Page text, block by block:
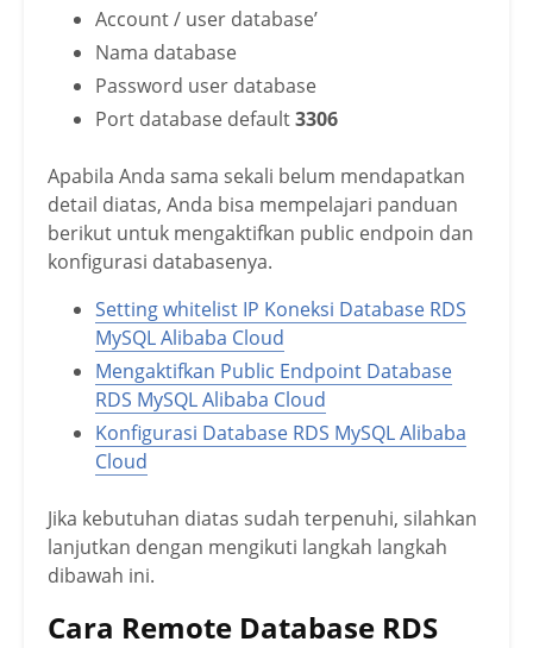
Account / user database’
Nama database
Password user database
Port database default3306
Apabila Anda sama sekali belum mendapatkan
detail diatas, Anda bisa mempelajari panduan
berikut untuk mengaktifkan public endpoin dan
konfigurasi databasenya.
Setting whitelist IP Koneksi Database RDS
MySQL Alibaba Cloud
Mengaktifkan Public Endpoint Database
RDS MySQL Alibaba Cloud
Konfigurasi Database RDS MySQL Alibaba
Cloud
Jika kebutuhan diatas sudah terpenuhi, silahkan
lanjutkan dengan mengikuti langkah langkah
dibawah ini.
Cara Remote Database RDS